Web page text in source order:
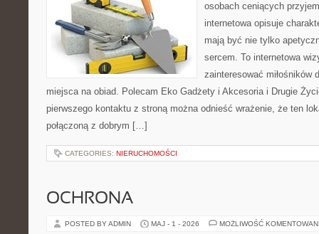
osobach ceniących
internetowa opisuje
mają być nie tylko
sercem. To internetowa
zainteresować miłośników
miejsca na obiad. Polecam Eko Gadżety i Akcesoria i Drugie
pierwszego kontaktu z stroną można odnieść wrażenie, że ten
połączoną z dobrym […]
CATEGORIES: NIERUCHOMOŚCI
OCHRONA
POSTED BY ADMIN MAJ - 1 - 2026 MOŻLIWOŚĆ